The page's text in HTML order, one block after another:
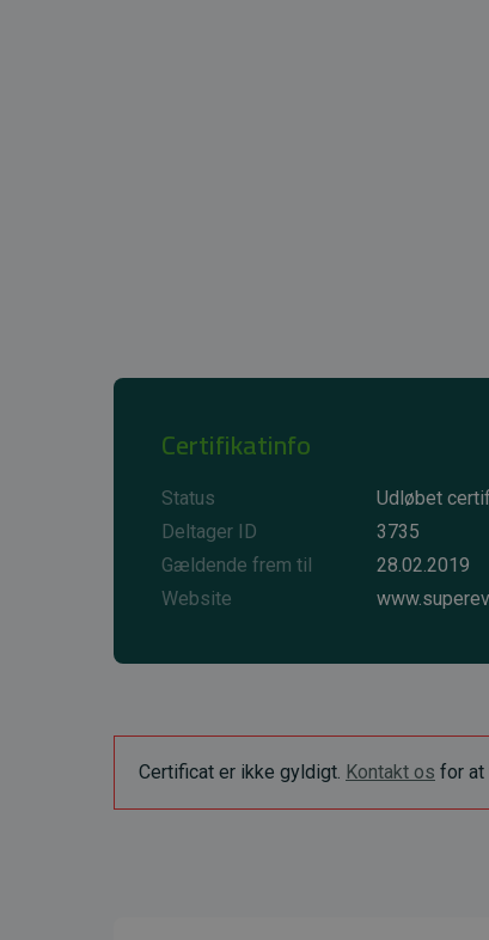
Certifikatinfo
Status
Udløbet
Deltager ID
3735
Gældende frem til
28.02.2019
Website
Certificat er ikke gyldigt. Kontakt os for at